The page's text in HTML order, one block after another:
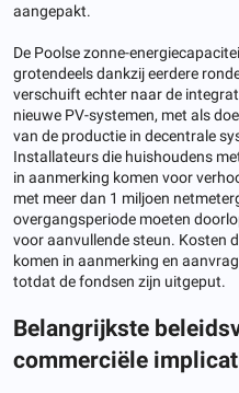
aangepakt.
De Poolse zonne-
grotendeels dankzij eerdere
verschuift echter naar de
nieuwe PV-systemen, met als
van de productie in decentrale
Installateurs die huishoudens
in aanmerking komen voor
met meer dan 1 miljoen
overgangsperiode moeten
voor aanvullende steun. Kosten
komen in aanmerking en
totdat de fondsen zijn uitgeput.
Belangrijkste
commerciële